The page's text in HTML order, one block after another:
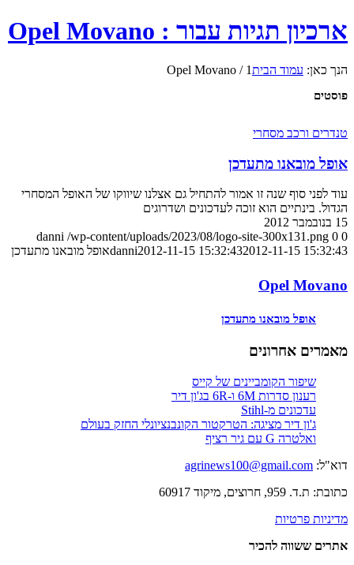
ארכיון תגיות עבור : Opel Movano
הנך כאן: עמוד הבית1
/
Opel Movano
פוסטים
טנדרים ורכב מסחרי
אופל מובאנו מתעדכן
עוד לפני סוף שנה זו אמור להתחיל גם אצלנו שיווקו של האופל המסחרי
הגדול. בינתיים הוא זוכה לעדכונים ושדרוגים
15 בנובמבר 2012
0
0
danni /wp-content/uploads/2023/08/logo-site-300x131.png
danni2012-11-15 15:32:432012-11-15 15:32:43 אופל מובאנו מתעדכן
Opel Movano
אופל מובאנו מתעדכן
מאמרים אחרונים
שיפור הקומביינים של קייס
רענון סדרות 6M ו-6R בג'ון דיר
עדכונים מ-Stihl
ג'ון דיר מציגה: הטרקטור הקונבנציונלי החזק בעולם
ואלטרה G עם גיר רציף
דוא"ל: agrinews100@gmail.com
כתובת: ת.ד. 959, חרוצים, מיקוד 60917
מדיניות פרטיות
אתרים ששווה להכיר